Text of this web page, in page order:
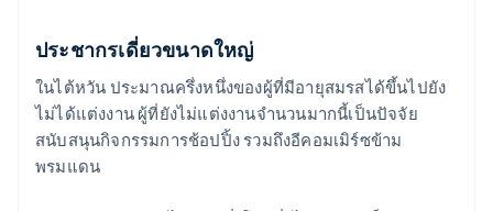
ประชากรเดี่ยวขนาดใหญ่
ในไต้หวัน ประมาณครึ่งหนึ่งของผู้ที่มีอายุสมรสได้ขึ้นไปยัง
ไม่ได้แต่งงาน ผู้ที่ยังไม่แต่งงานจํานวนมากนี้เป็นปัจจัย
สนับสนุนกิจกรรมการช้อปปิ้ง รวมถึงอีคอมเมิร์ซข้าม
พรมแดน